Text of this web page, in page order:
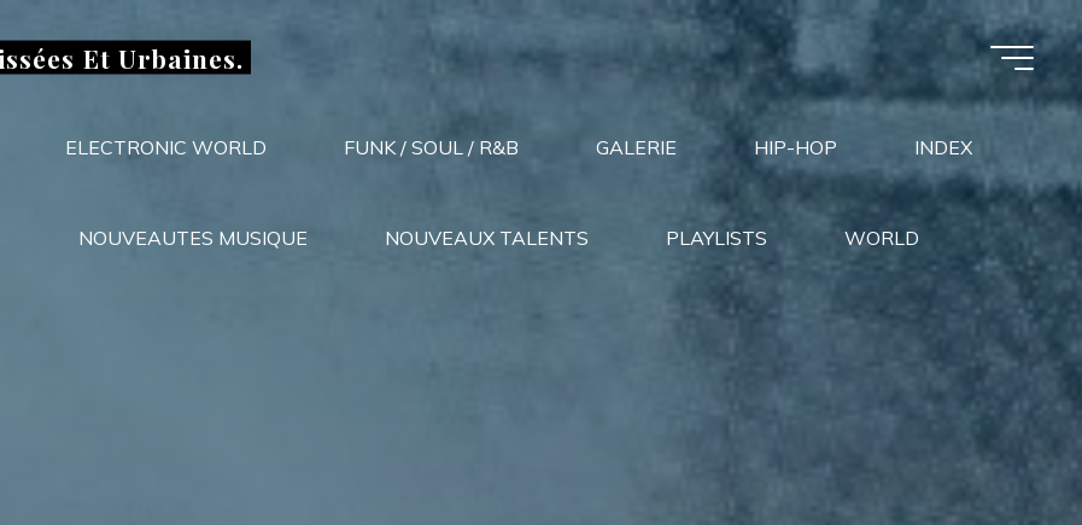
Et Urbaines.
ELECTRONIC WORLD FUNK / SOUL / R&B GALERIE HIP-HOP INDEX
NOUVEAUTES MUSIQUE NOUVEAUX TALENTS PLAYLISTS WORLD